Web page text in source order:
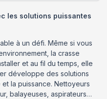
les solutions puissantes
à un défi. Même si vous
la crasse
et au fil du temps, elle
développe des solutions
la puissance. Nettoyeurs
balayeuses, aspirateurs…